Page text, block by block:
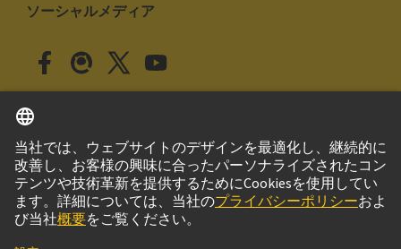
ソーシャルメディア
日本 日本語
© ハーティング株式会社